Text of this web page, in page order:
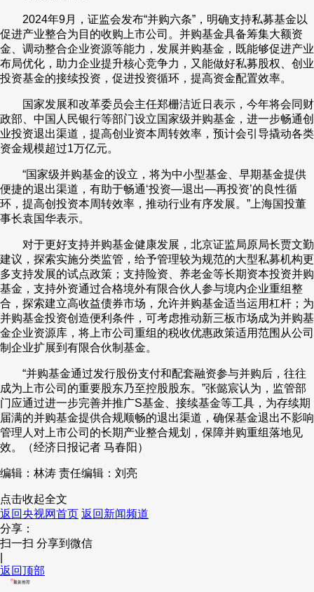
2024年9月，证监会发布“并购六条”，明确支持私募基金以
促进产业整合为目的收购上市公司。并购基金具备筹集大额资
金、调动整合企业资源等能力，发展并购基金，既能够促进产业
布局优化，助力企业提升核心竞争力，又能做好私募股权、创业
投资基金的接续投资，促进投资循环，提高资金配置效率。
国家发展和改革委员会主任郑栅洁近日表示，今年将会同财
政部、中国人民银行等部门设立国家级并购基金，进一步畅通创
业投资退出渠道，提高创业资本周转效率，预计会引导撬动各类
资金规模超过1万亿元。
“国家级并购基金的设立，将为中小型基金、早期基金提供
便捷的退出渠道，有助于畅通‘投资—退出—再投资’的良性循
环，提高创投资本周转效率，推动行业有序发展。”上海国投董
事长袁国华表示。
对于更好支持并购基金健康发展，北京证监局原局长贾文勤
建议，探索实施分类监管，给予管理较为规范的大型私募机构更
多支持发展的试点政策；支持险资、养老金等长期资本投资并购
基金，支持外资通过合格境外有限合伙人参与境内企业重组整
合，探索建立高收益债券市场，允许并购基金适当运用杠杆；为
并购基金投资创造便利条件，可考虑推动新三板市场成为并购基
金企业资源库，将上市公司重组的税收优惠政策适用范围从公司
制企业扩展到有限合伙制基金。
“并购基金通过发行股份支付和配套融资参与并购后，往往
成为上市公司的重要股东乃至控股股东。”张懿宸认为，监管部
门应通过进一步完善并推广S基金、接续基金等工具，为存续期
届满的并购基金提供合规顺畅的退出渠道，确保基金退出不影响
管理人对上市公司的长期产业整合规划，保障并购重组落地见
效。（经济日报记者 马春阳）
编辑：林涛 责任编辑：刘亮
点击收起全文
返回央视网首页 返回新闻频道
分享：
扫一扫 分享到微信
返回顶部
最新推荐